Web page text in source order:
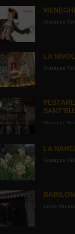
Giuseppe
LA
Giuseppe
Giuseppe
LA
Giuseppe
Ettore